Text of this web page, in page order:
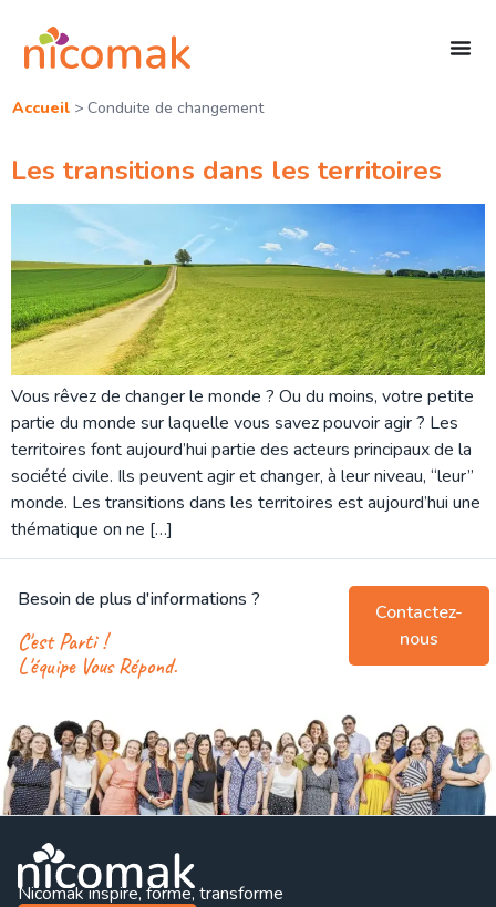
Accueil> Conduite de changement
Les transitions dans les territoires
Vous rêvez de changer le monde ? Ou du moins, votre petite
partie du monde sur laquelle vous savez pouvoir agir ? Les
territoires font aujourd’hui partie des acteurs principaux de la
société civile. Ils peuvent agir et changer, à leur niveau, “leur”
monde. Les transitions dans les territoires est aujourd’hui une
thématique on ne […]
Besoin de plus d'informations ?
C'est Parti !
L'équipe Vous Répond.
Contactez-
nous
Nicomak inspire, forme, transforme